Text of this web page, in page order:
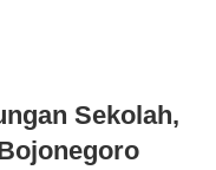
Sekolah,